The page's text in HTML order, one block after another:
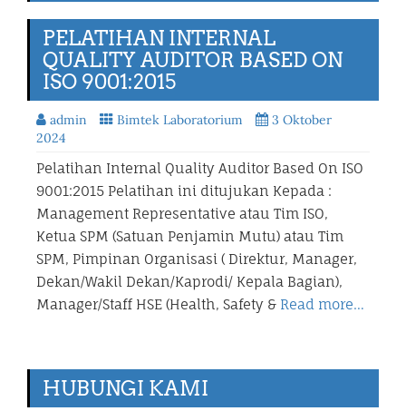
PELATIHAN INTERNAL
QUALITY AUDITOR BASED ON
ISO 9001:2015
admin Bimtek Laboratorium
3 Oktober
2024
Pelatihan Internal Quality Auditor Based On ISO
9001:2015 Pelatihan ini ditujukan Kepada :
Management Representative atau Tim ISO,
Ketua SPM (Satuan Penjamin Mutu) atau Tim
SPM, Pimpinan Organisasi ( Direktur, Manager,
Dekan/Wakil Dekan/Kaprodi/ Kepala Bagian),
Manager/Staff HSE (Health, Safety & Read more…
HUBUNGI KAMI